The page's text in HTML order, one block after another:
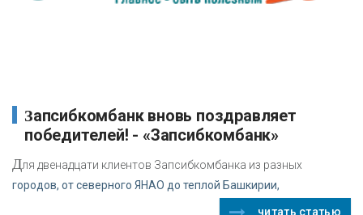
Запсибкомбанк вновь поздравляет
победителей! - «Запсибкомбанк»
Для двенадцати клиентов Запсибкомбанка из разных
городов, от северного ЯНАО до теплой Башкирии,
читать статью